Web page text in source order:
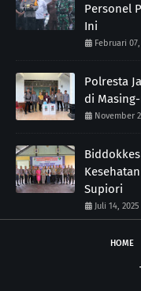
Personel
Ini
Februari
Polresta
di
November
Supiori
Juli 14, 2025
HOME